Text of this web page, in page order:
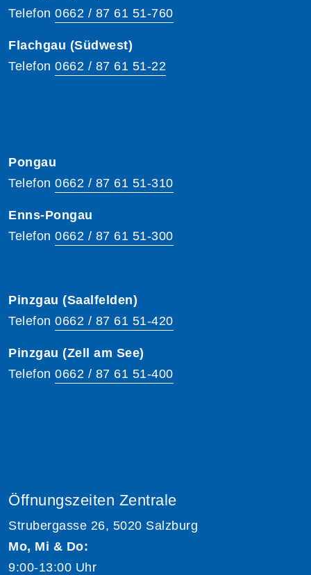
Telefon 0662 / 87 61 51-760
Flachgau (Südwest)
Telefon 0662 / 87 61 51-22
Pongau
Telefon 0662 / 87 61 51-310
Enns-Pongau
Telefon 0662 / 87 61 51-300
Pinzgau (Saalfelden)
Telefon 0662 / 87 61 51-420
Pinzgau (Zell am See)
Telefon 0662 / 87 61 51-400
Öffnungszeiten Zentrale
Strubergasse 26, 5020 Salzburg
Mo, Mi & Do:
9:00-13:00 Uhr